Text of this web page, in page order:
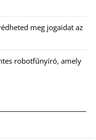
meg jogaidat az
robotfűnyíró, amely